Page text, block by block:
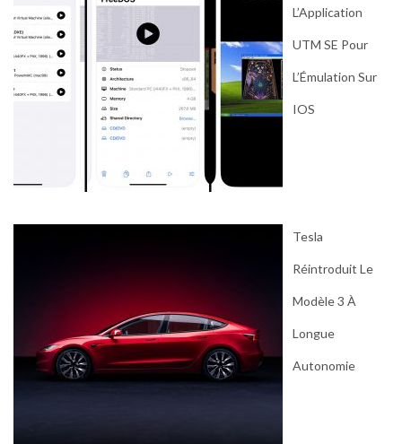
L’Application
UTM SE Pour
L’Émulation Sur
IOS
Tesla
Réintroduit Le
Modèle 3 À
Longue
Autonomie